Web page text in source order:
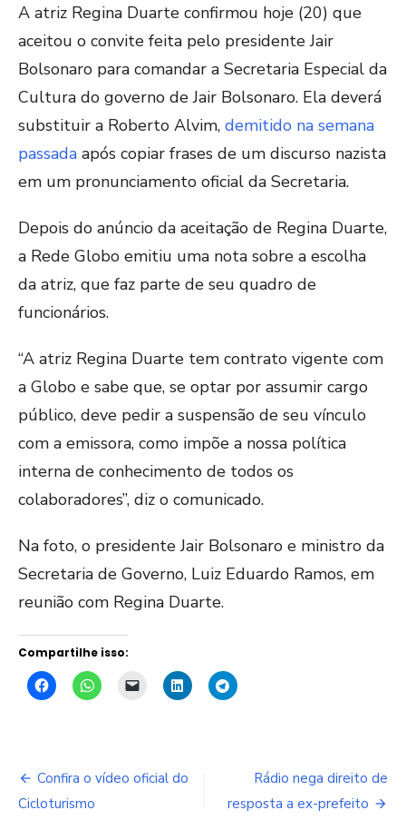
A atriz Regina Duarte confirmou hoje (20) que
aceitou o convite feita pelo presidente Jair
Bolsonaro para comandar a Secretaria Especial da
Cultura do governo de Jair Bolsonaro. Ela deverá
substituir a Roberto Alvim, demitido na semana
passada após copiar frases de um discurso nazista
em um pronunciamento oficial da Secretaria.
Depois do anúncio da aceitação de Regina Duarte,
a Rede Globo emitiu uma nota sobre a escolha
da atriz, que faz parte de seu quadro de
funcionários.
“A atriz Regina Duarte tem contrato vigente com
a Globo e sabe que, se optar por assumir cargo
público, deve pedir a suspensão de seu vínculo
com a emissora, como impõe a nossa política
interna de conhecimento de todos os
colaboradores”, diz o comunicado.
Na foto, o presidente Jair Bolsonaro e ministro da
Secretaria de Governo, Luiz Eduardo Ramos, em
reunião com Regina Duarte.
Compartilhe isso:
Navegação
de
Confira o vídeo oficial do
Cicloturismo
Rádio nega direito de
resposta a ex-prefeito